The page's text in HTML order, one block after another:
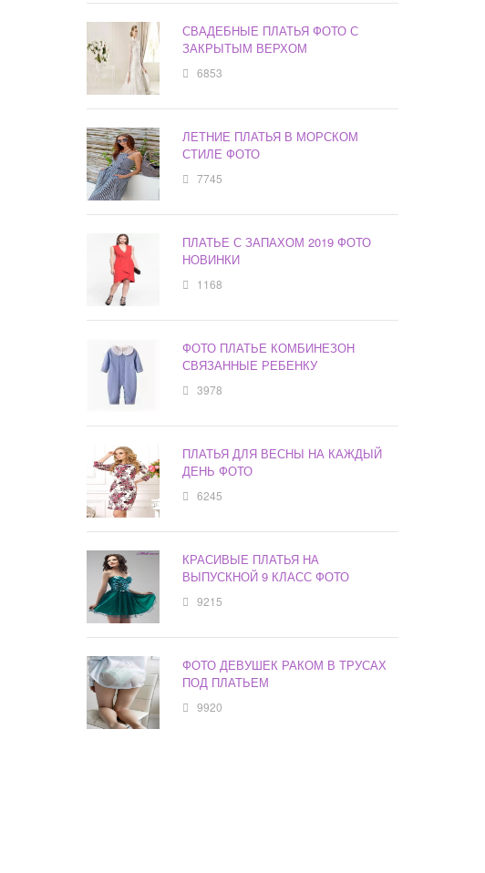
СВАДЕБНЫЕ ПЛАТЬЯ ФОТО С
ЗАКРЫТЫМ ВЕРХОМ
6853
ЛЕТНИЕ ПЛАТЬЯ В МОРСКОМ
СТИЛЕ ФОТО
7745
ПЛАТЬЕ С ЗАПАХОМ 2019 ФОТО
НОВИНКИ
1168
ФОТО ПЛАТЬЕ КОМБИНЕЗОН
СВЯЗАННЫЕ РЕБЕНКУ
3978
ПЛАТЬЯ ДЛЯ ВЕСНЫ НА КАЖДЫЙ
ДЕНЬ ФОТО
6245
КРАСИВЫЕ ПЛАТЬЯ НА
ВЫПУСКНОЙ 9 КЛАСС ФОТО
9215
ФОТО ДЕВУШЕК РАКОМ В ТРУСАХ
ПОД ПЛАТЬЕМ
9920